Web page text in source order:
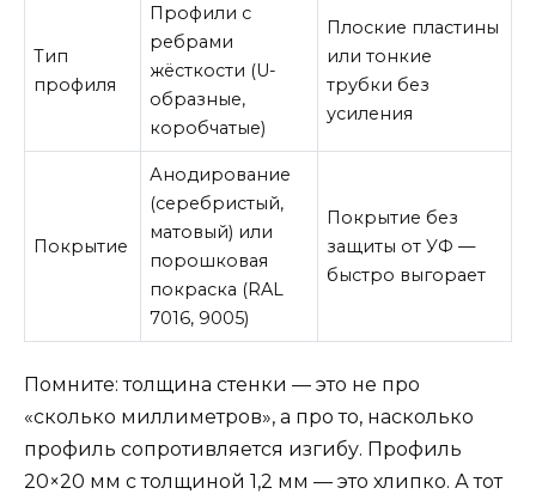
Тип
профиля
Профили с
ребрами
жёсткости (U-
образные,
коробчатые)
Плоские пластины
или тонкие
трубки без
усиления
Покрытие
Анодирование
(серебристый,
матовый) или
порошковая
покраска (RAL
7016, 9005)
Покрытие без
защиты от УФ —
быстро выгорает
Помните: толщина стенки — это не про
«сколько миллиметров», а про то, насколько
профиль сопротивляется изгибу. Профиль
20×20 мм с толщиной 1,2 мм — это хлипко. А тот